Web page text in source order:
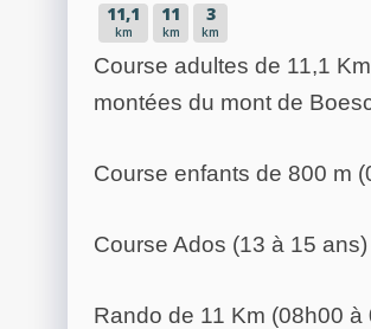
11,1
km
11
km
3
km
Course adultes de 11,1
montées du mont de
Course enfants de 800 m
Course Ados (13 à 15
Rando de 11 Km (08h00 à